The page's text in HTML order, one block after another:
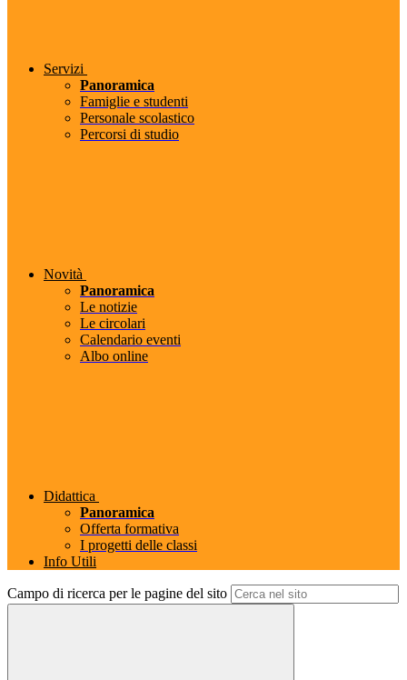
Servizi
Panoramica
Famiglie e studenti
Personale scolastico
Percorsi di studio
Novità
Panoramica
Le notizie
Le circolari
Calendario eventi
Albo online
Didattica
Panoramica
Offerta formativa
I progetti delle classi
Info Utili
Campo di ricerca per le pagine del sito